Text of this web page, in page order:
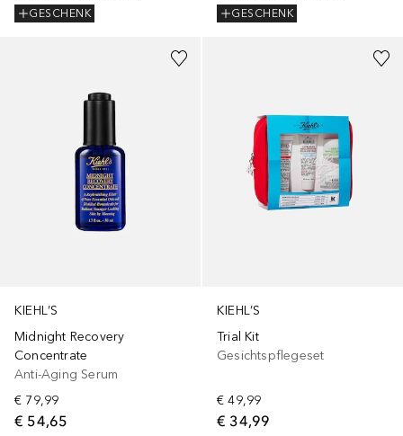
GESCHENK
GESCHENK
KIEHL’S
Midnight Recovery
Concentrate
Anti-Aging Serum
€ 79,99
€ 54,65
KIEHL’S
Trial Kit
Gesichtspflegeset
€ 49,99
€ 34,99